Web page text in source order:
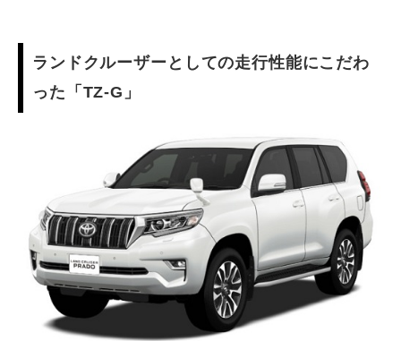
ランドクルーザーとしての走行性能にこだわ
った「TZ-G」